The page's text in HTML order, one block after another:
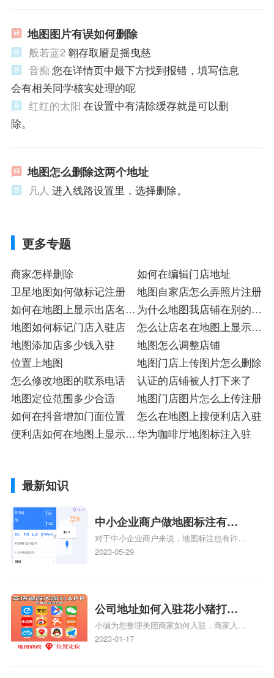
地图图片有误如何删除
般若蓝2翱存取靥是摇曳慈
音痴 您在详情页中最下方找到报错，填写信息
会有相关同学核实处理的呢
红红的太阳 在设置中有清除缓存就是可以删
除。
地图怎么删除这两个地址
凡人 进入线路设置里，选择删除。
更多专题
商家怎样删除
如何在编辑门店地址
卫星地图如何做标记注册
地图自家店怎么弄照片注册
如何在地图上显示出店名入
驻
为什么地图我店铺在别的位
置
地图如何标记门店入驻店
怎么让店名在地图上显示注
册入驻
地图添加店多少钱入驻
地图怎么调整店铺
位置上地图
地图门店上传图片怎么删除
怎么修改地图的联系电话
认证的店铺被人打下来了
地图定位范围多少合适
地图门店图片怎么上传注册
如何在抖音增加门面位置
怎么在地图上搜便利店入驻
便利店如何在地图上显示注华为咖啡厅地图标注入驻
最新知识
中小企业商户做地图标注有什
么好处
对于中小企业商户来说，地图标注也有许多
好处，包括：提高可见性和曝光率：通过在
位置，增加商户被发现的机会。方便客户导
航：地图标注可以帮助客户更容易地找到商
户的实际位置。特别是对于新客户或不熟悉
该地区的客户来说，地图标注可以提供明确
2023-05-29
公司地址如何入驻花小猪打车
地图标记？指路人地图标注服
务中心铺如何入驻花小猪打车
小编为您整理美团商家如何入驻，商家入驻
教程、商家如何入驻地图、如何入驻地:、
2023-01-17